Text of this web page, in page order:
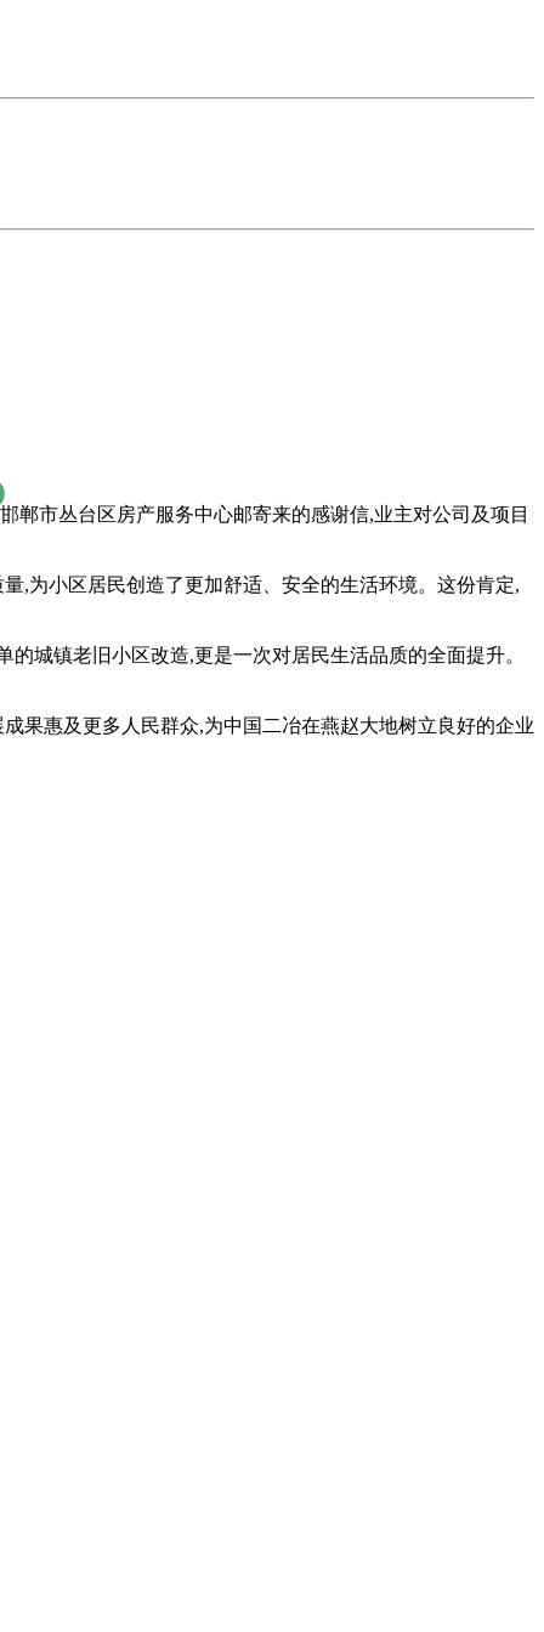
郸市丛台区房产服务中心邮寄来的感谢信,业主对公司及项目
,为小区居民创造了更加舒适、安全的生活环境。这份肯定,
城镇老旧小区改造,更是一次对居民生活品质的全面提升。
果惠及更多人民群众,为中国二冶在燕赵大地树立良好的企业